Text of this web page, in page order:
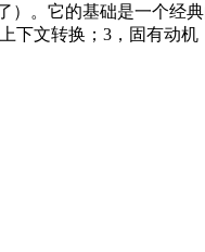
。它的基础是一个经
文转换；3，固有动机